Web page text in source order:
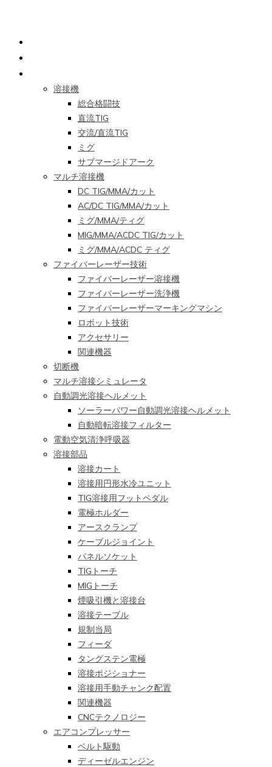
溶接機
総合格闘技
直流TIG
交流/直流TIG
ミグ
サブマージドアーク
マルチ溶接機
DC TIG/MMA/カット
AC/DC TIG/MMA/カット
ミグ/MMA/ティグ
MIG/MMA/ACDC TIG/カット
ミグ/MMA/ACDC ティグ
ファイバーレーザー技術
ファイバーレーザー溶接機
ファイバーレーザー洗浄機
ファイバーレーザーマーキングマシン
ロボット技術
アクセサリー
関連機器
切断機
マルチ溶接シミュレータ
自動調光溶接ヘルメット
ソーラーパワー自動調光溶接ヘルメット
自動暗転溶接フィルター
電動空気清浄呼吸器
溶接部品
溶接カート
溶接用円形水冷ユニット
TIG溶接用フットペダル
電極ホルダー
アースクランプ
ケーブルジョイント
パネルソケット
TIGトーチ
MIGトーチ
煙吸引機と溶接台
溶接テーブル
規制当局
フィーダ
タングステン電極
溶接ポジショナー
溶接用手動チャンク配置
関連機器
CNCテクノロジー
エアコンプレッサー
ベルト駆動
ディーゼルエンジン